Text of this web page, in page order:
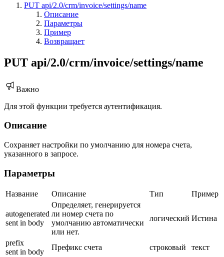
PUT api/2.0/crm/invoice/settings/name
Описание
Параметры
Пример
Возвращает
PUT api/2.0/crm/invoice/settings/name
Важно
Для этой функции требуется аутентификация.
Описание
Сохраняет настройки по умолчанию для номера счета,
указанного в запросе.
Параметры
Название Описание Тип Пример
autogenerated
sent in body
Определяет, генерируется
ли номер счета по
умолчанию автоматически
или нет.
логический Истина
prefix
sent in body
Префикс счета строковый
текст